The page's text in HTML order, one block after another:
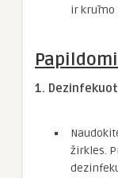
ir krūmo
1.
žirkles.